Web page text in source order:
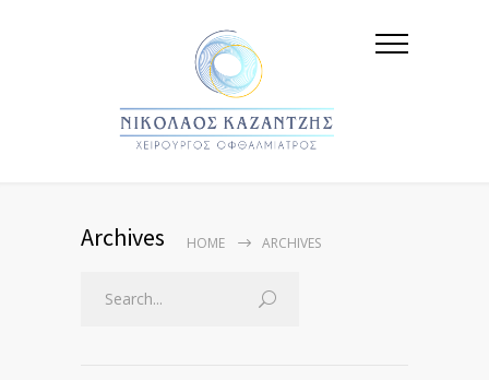
Archives HOME ARCHIVES